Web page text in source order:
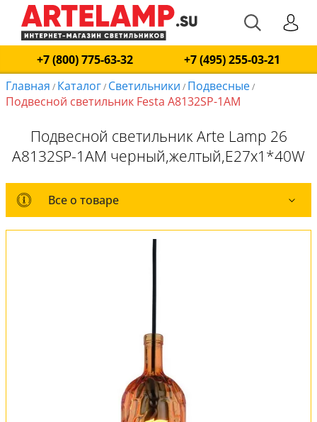
+7 (800) 775-63-32
+7 (495) 255-03-21
Главная / Каталог/ Светильники / Подвесные/
Подвесной светильник Festa A8132SP-1AM
Подвесной светильник Arte Lamp 26
A8132SP-1AM черный,желтый,E27x1*40W
Все о товаре
Все о товаре
Оплата и доставка
Обмен и возврат